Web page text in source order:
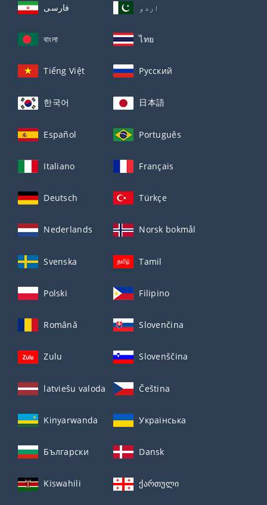
فارسی اردو
বাংলা ไทย
Tiếng Việt Русский
한국어 日本語
Español Português
Italiano Français
Deutsch Türkçe
Nederlands Norsk bokmål
Svenska Tamil
Polski Filipino
Română Slovenčina
Zulu Slovenščina
latviešu valoda Čeština
Kinyarwanda Українська
Български Dansk
Kiswahili ქართული